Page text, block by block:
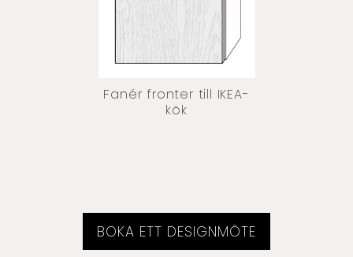
Fanér fronter till IKEA-
kök
BOKA ETT DESIGNMÖTE